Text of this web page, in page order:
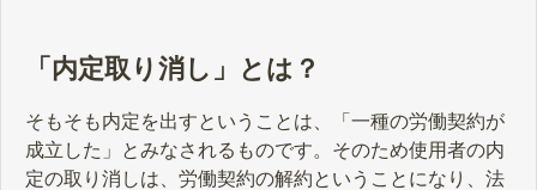
「内定取り消し」とは？
そもそも内定を出すということは、「一種の労働契約が
成立した」とみなされるものです。そのため使用者の内
定の取り消しは、労働契約の解約ということになり、法